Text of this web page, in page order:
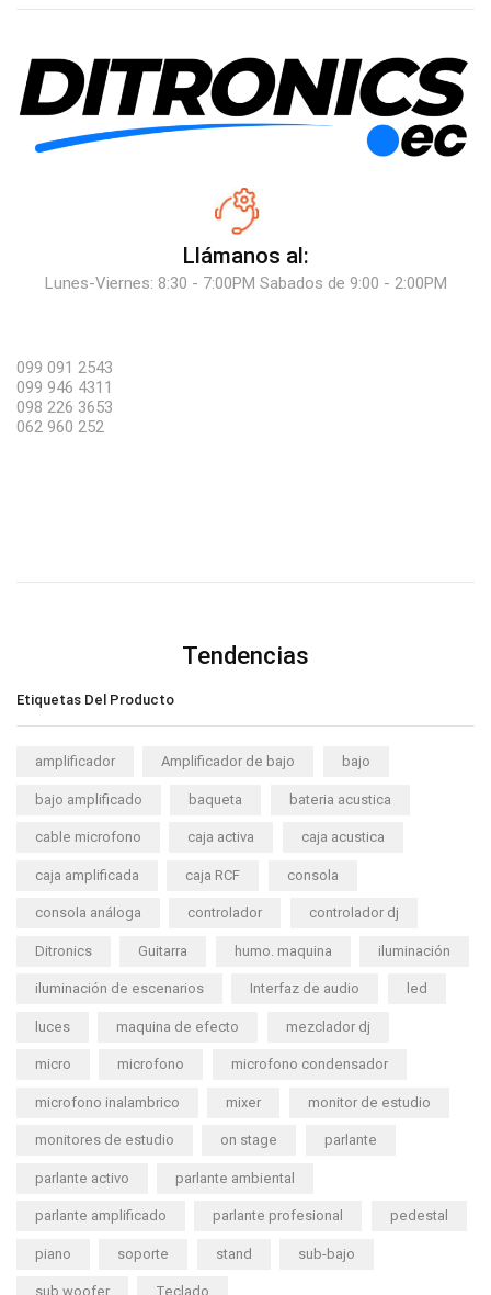
Llámanos al:
Lunes-Viernes: 8:30 - 7:00PM Sabados de 9:00 - 2:00PM
099 091 2543
099 946 4311
098 226 3653
062 960 252
Tendencias
Etiquetas Del Producto
amplificador Amplificador de bajo bajo
bajo amplificado baqueta bateria acustica
cable microfono caja activa caja acustica
caja amplificada caja RCF consola
consola análoga controlador controlador dj
Ditronics Guitarra humo. maquina iluminación
iluminación de escenarios Interfaz de audio led
luces maquina de efecto mezclador dj
micro microfono microfono condensador
microfono inalambrico mixer monitor de estudio
monitores de estudio on stage parlante
parlante activo parlante ambiental
parlante amplificado parlante profesional pedestal
piano soporte stand sub-bajo
sub woofer Teclado